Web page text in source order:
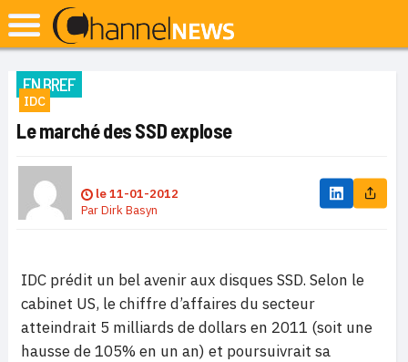
EN BREF
IDC
Le marché des SSD explose
le11-01-2012
ParDirk Basyn
IDC prédit un bel avenir aux disques SSD. Selon le
cabinet US, le chiffre d’affaires du secteur
atteindrait 5 milliards de dollars en 2011 (soit une
hausse de 105% en un an) et poursuivrait sa